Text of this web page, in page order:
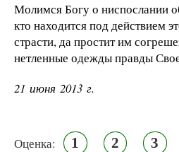
Молимся Богу о ниспослании
кто находится под действием
страсти, да простит им
нетленные одежды правды
21 июня 2013 г.
Оценка: 1 2 3